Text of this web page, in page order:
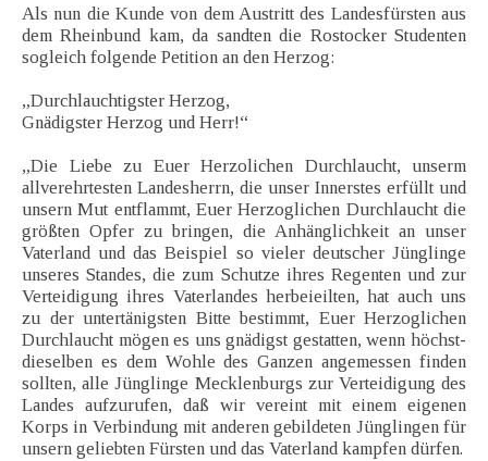
Als nun die Kunde von dem Austritt des Landesfürsten aus
dem Rheinbund kam, da sandten die Rostocker Studenten
sogleich folgende Petition an den Herzog:
„Durchlauchtigster Herzog,
Gnädigster Herzog und Herr!“
„Die Liebe zu Euer Herzolichen Durchlaucht, unserm
allverehrtesten Landesherrn, die unser Innerstes erfüllt und
unsern Mut entflammt, Euer Herzoglichen Durchlaucht die
größten Opfer zu bringen, die Anhänglichkeit an unser
Vaterland und das Beispiel so vieler deutscher Jünglinge
unseres Standes, die zum Schutze ihres Regenten und zur
Verteidigung ihres Vaterlandes herbeieilten, hat auch uns
zu der untertänigsten Bitte bestimmt, Euer Herzoglichen
Durchlaucht mögen es uns gnädigst gestatten, wenn höchst-
dieselben es dem Wohle des Ganzen angemessen finden
sollten, alle Jünglinge Mecklenburgs zur Verteidigung des
Landes aufzurufen, daß wir vereint mit einem eigenen
Korps in Verbindung mit anderen gebildeten Jünglingen für
unsern geliebten Fürsten und das Vaterland kampfen dürfen.